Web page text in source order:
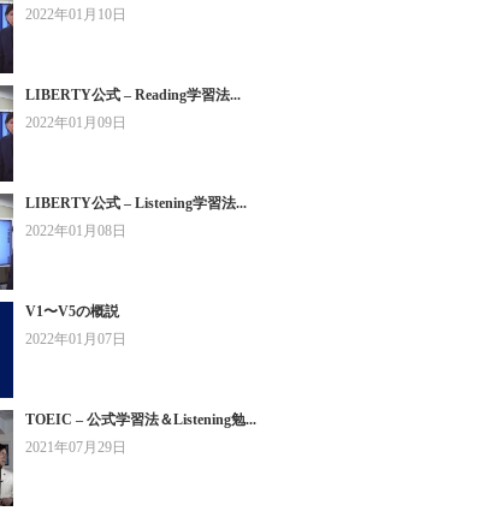
2022年01月10日
LIBERTY公式 – Reading学習法...
2022年01月09日
LIBERTY公式 – Listening学習法...
2022年01月08日
V1〜V5の概説
2022年01月07日
TOEIC – 公式学習法＆Listening勉...
2021年07月29日